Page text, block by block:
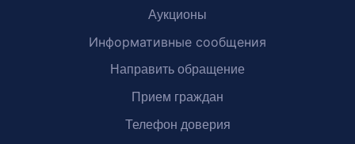
Аукционы
Информативные сообщения
Направить обращение
Прием граждан
Телефон доверия